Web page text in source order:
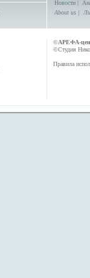
Новости |
About us |
©АРЕФА-
©Студия
Правила